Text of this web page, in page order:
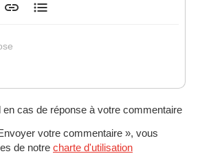
en cas de réponse à votre commentaire
votre commentaire », vous
de notre charte d'utilisation